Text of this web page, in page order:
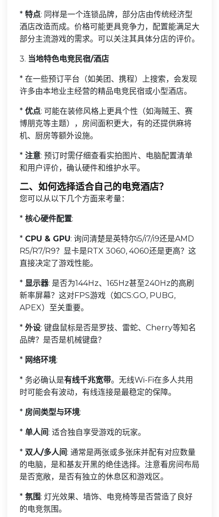
* 特点: 同样是一个连锁品牌，部分店由传统经济型
酒店改造而成。价格可能更具竞争力，配置能满足大
部分主流游戏的需求。可以关注其具体分店的评价。
3. 当地特色电竞民宿/酒店
* 在一些预订平台（如美团、携程）上搜索，会发现
许多由本地业主经营的精品电竞民宿或小型酒店。
* 优点: 可能在装修风格上更具个性（如海贼王、赛
博朋克等主题），房间面积更大，有的还提供麻将
机、厨房等额外设施。
* 注意: 预订时需仔细查看实拍图片、电脑配置清单
和用户评价，确认硬件和维护水平。
二、如何选择适合自己的电竞酒店？
您可以从以下几个方面来考量：
* 核心硬件配置:
* CPU & GPU: 询问清楚是英特尔i5/i7/i9还是AMD
R5/R7/R9？显卡是RTX 3060, 4060还是更高？这
直接决定了游戏性能。
* 显示器: 是否为144Hz、165Hz甚至240Hz的高刷
新率屏幕？这对FPS游戏（如CS:GO, PUBG,
APEX）至关重要。
* 外设: 键盘鼠标是否是罗技、雷蛇、Cherry等知名
品牌？是否是机械键盘？
* 网络环境:
* 务必确认是有线千兆宽带。无线Wi-Fi在多人共用
时可能会有波动，有线连接是最稳定的保障。
* 房间类型与环境:
* 单人间: 适合独自享受游戏的玩家。
* 双人/多人间: 通常是两张或多张床并配有对应数量
的电脑，是和基友开黑的绝佳选择。注意看房间布局
是否宽敞，是否有独立的休息区和游戏区。
* 氛围: 灯光效果、墙饰、电竞椅等是否营造了良好
的电竞氛围。